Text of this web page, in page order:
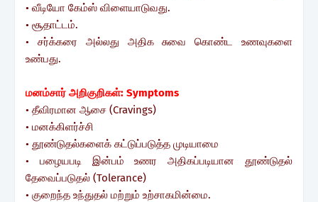
• வீடியோ கேம்ஸ் விளையாடுவது.
• சூதாட்டம்.
• சர்க்கரை அல்லது அதிக சுவை கொண்ட உணவுகளை
உண்பது.
மனம்சார் அறிகுறிகள்: Symptoms
• தீவிரமான ஆசை (Cravings)
• மனக்கிளர்ச்சி
• தூண்டுதல்களைக் கட்டுப்படுத்த முடியாமை
• பழையபடி இன்பம் உணர அதிகப்படியான தூண்டுதல்
தேவைப்படுதல் (Tolerance)
• குறைந்த உந்துதல் மற்றும் உற்சாகமின்மை.